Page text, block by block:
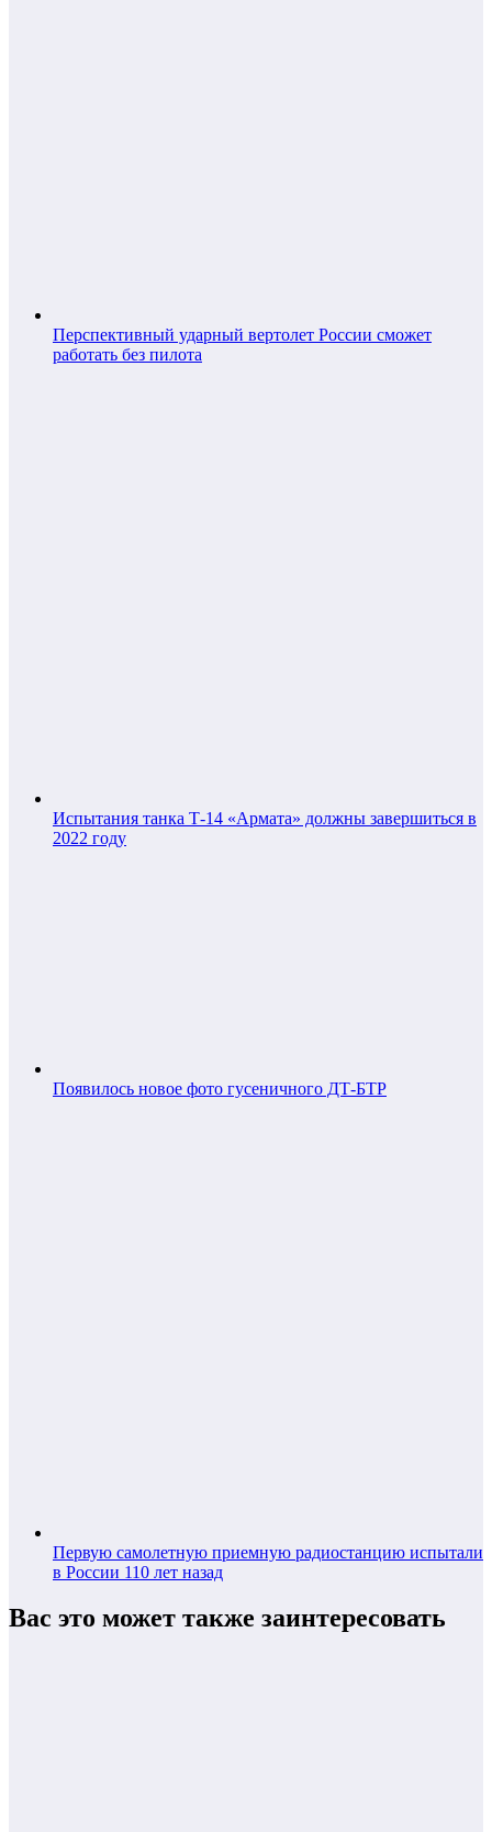
Перспективный ударный вертолет России сможет
работать без пилота
Испытания танка Т-14 «Армата» должны завершиться в
2022 году
Появилось новое фото гусеничного ДТ-БТР
Первую самолетную приемную радиостанцию испытали
в России 110 лет назад
Вас это может также заинтересовать